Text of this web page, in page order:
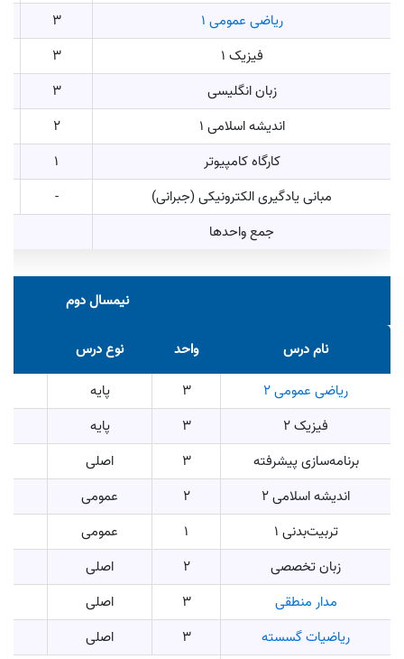
ریاضی عمومی ۱
3
فیزیک 1
3
زبان انگلیسی
3
اندیشه اسلامی 1
2
کارگاه کامپیوتر
1
مبانی یادگیری الکترونیکی (جبرانی)
-
جمع واحدها
نیمسال دوم
نام درس واحد
نوع درس
ریاضی عمومی ۲
3
پایه
فیزیک 2
3
پایه
برنامه‌سازی پیشرفته
3 اصلی
اندیشه اسلامی 2
2
عمومی
تربیت‌بدنی 1
1
عمومی
زبان تخصصی
2
اصلی
مدار منطقی
3
اصلی
ریاضیات گسسته
3 اصلی